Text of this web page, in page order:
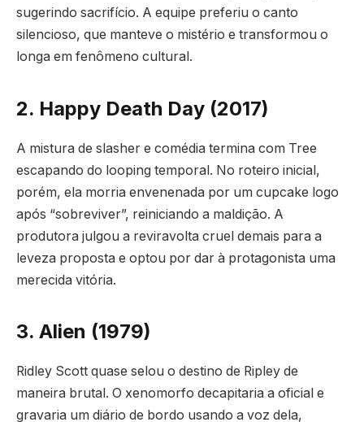
sugerindo sacrifício. A equipe preferiu o canto
silencioso, que manteve o mistério e transformou o
longa em fenômeno cultural.
2. Happy Death Day (2017)
A mistura de slasher e comédia termina com Tree
escapando do looping temporal. No roteiro inicial,
porém, ela morria envenenada por um cupcake logo
após “sobreviver”, reiniciando a maldição. A
produtora julgou a reviravolta cruel demais para a
leveza proposta e optou por dar à protagonista uma
merecida vitória.
3. Alien (1979)
Ridley Scott quase selou o destino de Ripley de
maneira brutal. O xenomorfo decapitaria a oficial e
gravaria um diário de bordo usando a voz dela,